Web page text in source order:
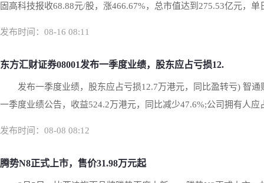
固高科技报收68.88元/股，涨466.67%，总市值达到275.53亿元，
发布时间：08-16 08:11
东方汇财证券08001发布一季度业绩，股东应占亏损12.
发布一季度业绩，股东应占亏损12.7万港元，同比盈转亏) 智
一季度业绩公告，收益524.2万港元，同比减少47.6%;公司拥有人
发布时间：08-08 08:12
腾势N8正式上市，售价31.98万元起